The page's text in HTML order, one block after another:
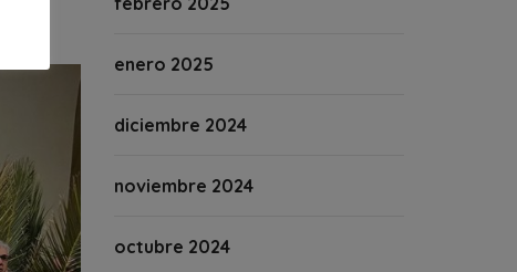
enero 2025
diciembre 2024
noviembre 2024
octubre 2024